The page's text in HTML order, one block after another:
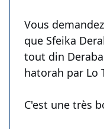
Vous
que Sfeika
tout din
hatorah par Lo
C'est une très